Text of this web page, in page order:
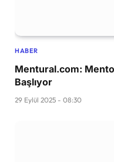
HABER
Mentural.com:
Başlıyor
29 Eylül 2025 - 08:30